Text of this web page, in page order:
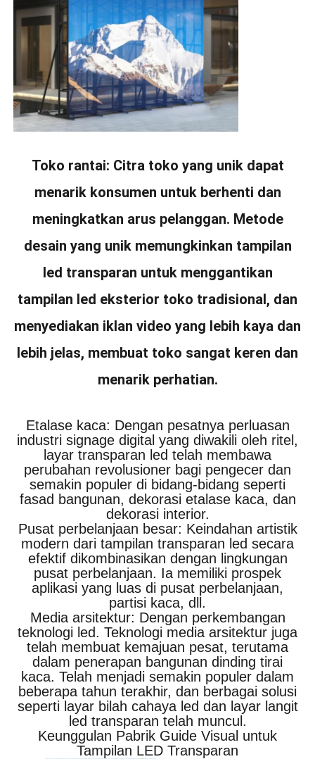
Toko rantai: Citra toko yang unik dapat
menarik konsumen untuk berhenti dan
meningkatkan arus pelanggan. Metode
desain yang unik memungkinkan tampilan
led transparan untuk menggantikan
tampilan led eksterior toko tradisional, dan
menyediakan iklan video yang lebih kaya dan
lebih jelas, membuat toko sangat keren dan
menarik perhatian.
Etalase kaca: Dengan pesatnya perluasan
industri signage digital yang diwakili oleh ritel,
layar transparan led telah membawa
perubahan revolusioner bagi pengecer dan
semakin populer di bidang-bidang seperti
fasad bangunan, dekorasi etalase kaca, dan
dekorasi interior.
Pusat perbelanjaan besar: Keindahan artistik
modern dari tampilan transparan led secara
efektif dikombinasikan dengan lingkungan
pusat perbelanjaan. Ia memiliki prospek
aplikasi yang luas di pusat perbelanjaan,
partisi kaca, dll.
Media arsitektur: Dengan perkembangan
teknologi led. Teknologi media arsitektur juga
telah membuat kemajuan pesat, terutama
dalam penerapan bangunan dinding tirai
kaca. Telah menjadi semakin populer dalam
beberapa tahun terakhir, dan berbagai solusi
seperti layar bilah cahaya led dan layar langit
led transparan telah muncul.
Keunggulan Pabrik Guide Visual untuk
Tampilan LED Transparan